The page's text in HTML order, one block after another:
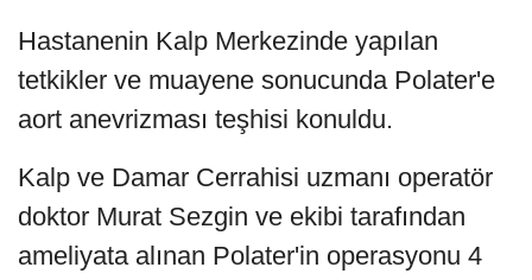
Hastanenin Kalp Merkezinde yapılan
tetkikler ve muayene sonucunda Polater'e
aort anevrizması teşhisi konuldu.
Kalp ve Damar Cerrahisi uzmanı operatör
doktor Murat Sezgin ve ekibi tarafından
ameliyata alınan Polater'in operasyonu 4